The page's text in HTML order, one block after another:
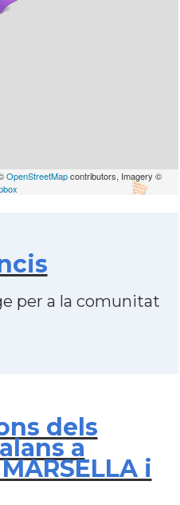
OpenStreetMapcontributors, Imagery ©
per a la comunitat
dels
a
i